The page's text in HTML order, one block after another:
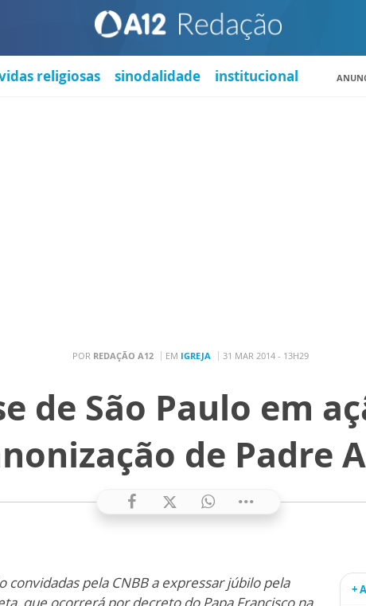
religiosas sinodalidade institucional
POR REDAÇÃO A12 EM IGREJA 31 MAR 2014 - 13H29
de São Paulo em
de Padre
convidadas pela CNBB a expressar júbilo pela
+